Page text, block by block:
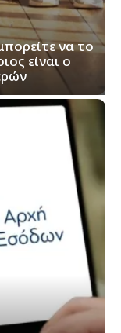
να το
είναι ο